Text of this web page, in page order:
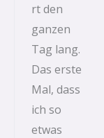
rt den
ganzen
Tag lang.
Das erste
Mal, dass
ich so
etwas